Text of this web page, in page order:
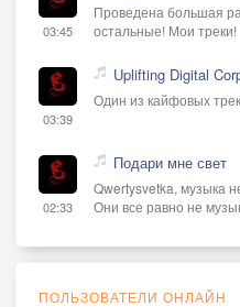
03:45
Проведена большая
остальные! Мои треки!
03:39
Uplifting Digital
Один из кайфовых
02:33
Подари мне свет
Qwertysvetka, музыка
Они все равно не
ПОЛЬЗОВАТЕЛИ ОНЛАЙН